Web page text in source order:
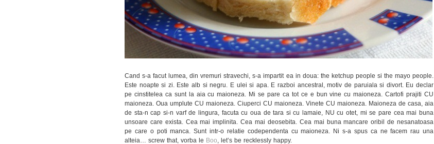
Cand s-a facut lumea, din vremuri stravechi, s-a impartit ea in doua: the ketchup people si the mayo people.
Este noapte si zi. Este alb si negru. E ulei si apa. E razboi ancestral, motiv de paruiala si divort. Eu declar
pe cinstitelea ca sunt la aia cu maioneza. Mi se pare ca tot ce e bun vine cu maioneza. Cartofi prajiti CU
maioneza. Oua umplute CU maioneza. Ciuperci CU maioneza. Vinete CU maioneza. Maioneza de casa, aia
de sta-n cap si-n varf de lingura, facuta cu oua de tara si cu lamaie, NU cu otet, mi se pare cea mai buna
unsoare care exista. Cea mai implinita. Cea mai deosebita. Cea mai buna mancare oribil de nesanatoasa
pe care o poti manca. Sunt intr-o relatie codependenta cu maioneza. Ni s-a spus ca ne facem rau una
alteia… screw that, vorba le Boo , let’s be recklessly happy.